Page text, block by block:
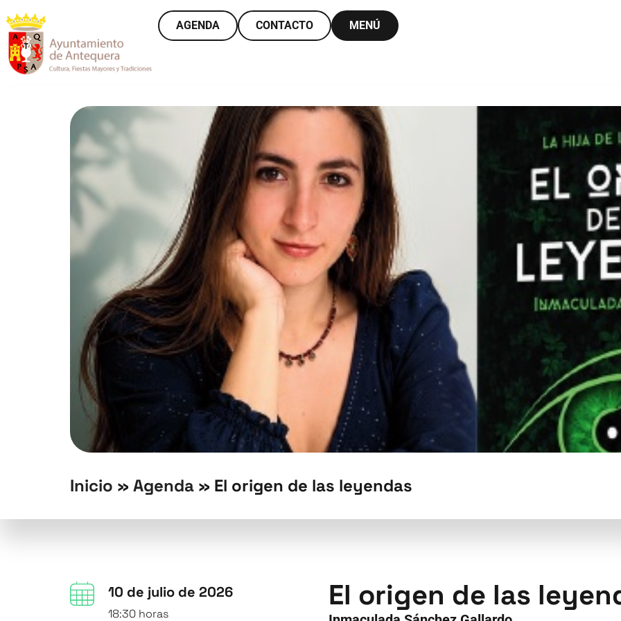
AGENDA CONTACTO MENÚ
Inicio » Agenda» El origen de las leyendas
10 de julio de 2026
18:30 horas
El origen de las